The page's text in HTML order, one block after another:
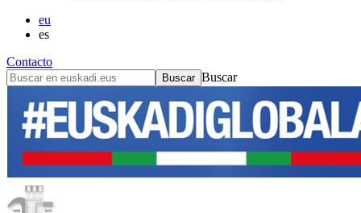
eu
es
Contacto
Buscar